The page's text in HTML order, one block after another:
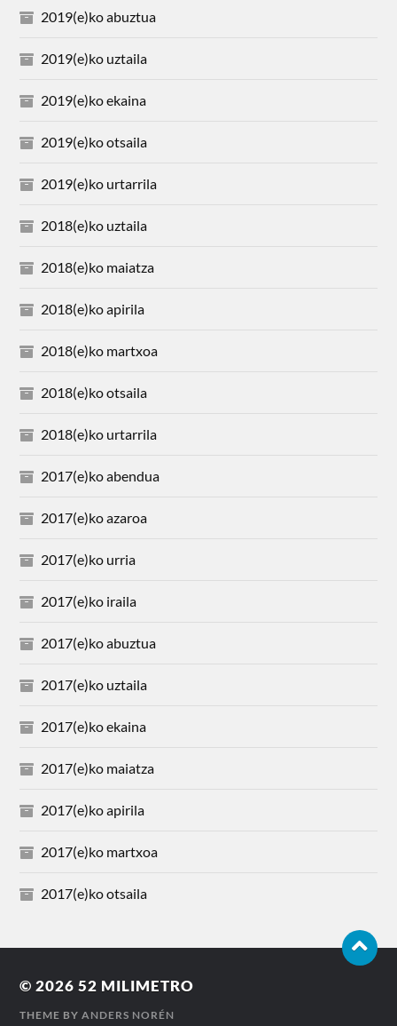
2019(e)ko abuztua
2019(e)ko uztaila
2019(e)ko ekaina
2019(e)ko otsaila
2019(e)ko urtarrila
2018(e)ko uztaila
2018(e)ko maiatza
2018(e)ko apirila
2018(e)ko martxoa
2018(e)ko otsaila
2018(e)ko urtarrila
2017(e)ko abendua
2017(e)ko azaroa
2017(e)ko urria
2017(e)ko iraila
2017(e)ko abuztua
2017(e)ko uztaila
2017(e)ko ekaina
2017(e)ko maiatza
2017(e)ko apirila
2017(e)ko martxoa
2017(e)ko otsaila
© 202652 MILIMETRO
THEME BYANDERS NORÉN